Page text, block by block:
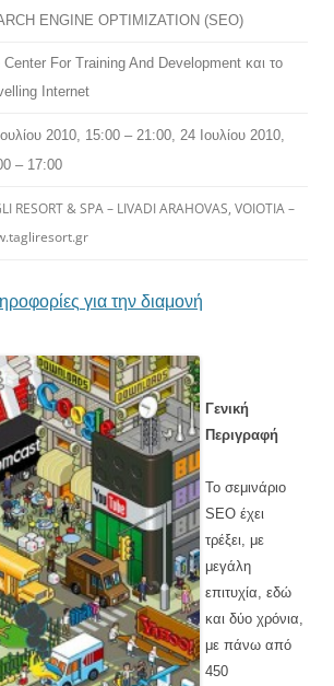
ENGINE OPTIMIZATION (SEO)
Center For Training And Development και το
Internet
2010, 15:00 – 21:00, 24 Ιουλίου 2010,
– 17:00
RESORT & SPA – LIVADI ARAHOVAS, VOIOTIA –
για την διαμονή
Γενική
Περιγραφή
Το σεμινάριο
SEO έχει
τρέξει, με
μεγάλη
επιτυχία, εδώ
και δύο χρόνια,
με πάνω από
450